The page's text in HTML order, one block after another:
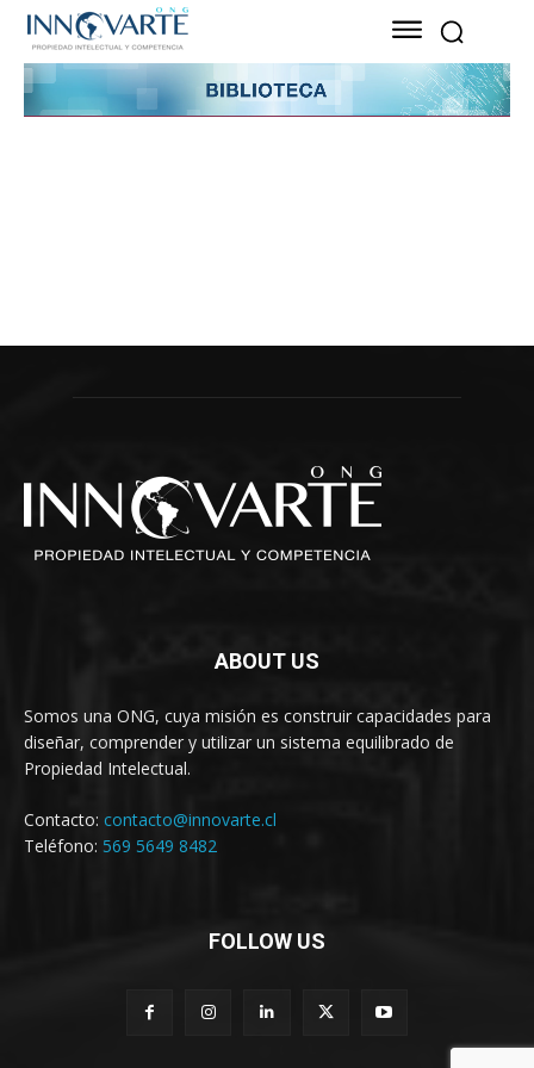
ABOUT US
Somos una ONG, cuya misión es construir capacidades para
diseñar, comprender y utilizar un sistema equilibrado de
Propiedad Intelectual.
Contacto: contacto@innovarte.cl
Teléfono: 569 5649 8482
FOLLOW US